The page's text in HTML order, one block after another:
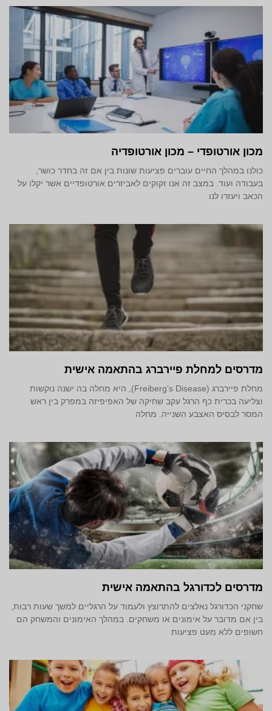
מכון אורטופדי – מכון אורטופדיה
כולנו במהלך החיים עוברים פציעות שונות בין אם זה בחדר כושר,
בעבודה ועוד. במצב זה אנו זקוקים לאביזרים אורטופדיים אשר יקלו על
הכאב ויעזרו לנו
מדרסים למחלת פיירברג בהתאמה אישית
מחלת פיירברג (Freiberg’s Disease), היא מחלה בה ישנה נוקשות
וצליעה בכרית כף הרגל עקב שחיקה של האפיפיזה במפרק בין ראש
המסר לבסיס האצבע השנייה. מחלה
מדרסים לכדורגל בהתאמה אישית
שחקני הכדורגל נאלצים להתרוצץ ולעמוד על הרגליים למשך שעות רבות,
בין אם מדובר על אימונים או משחקים. במהלך האימונים והמשחק הם
חשופים ללא מעט פציעות